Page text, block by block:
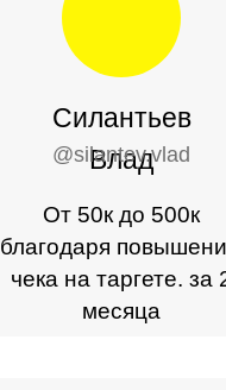
Силантьев
Влад
@silantev.vlad
От 50к до 500к
благодаря
чека на таргете. за
месяца